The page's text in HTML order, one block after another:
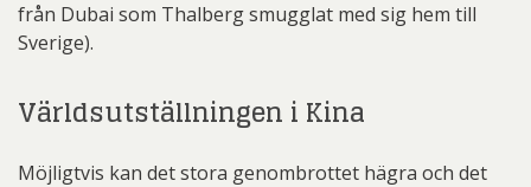
från Dubai som Thalberg smugglat med sig hem till
Sverige).
Världsutställningen i Kina
Möjligtvis kan det stora genombrottet hägra och det